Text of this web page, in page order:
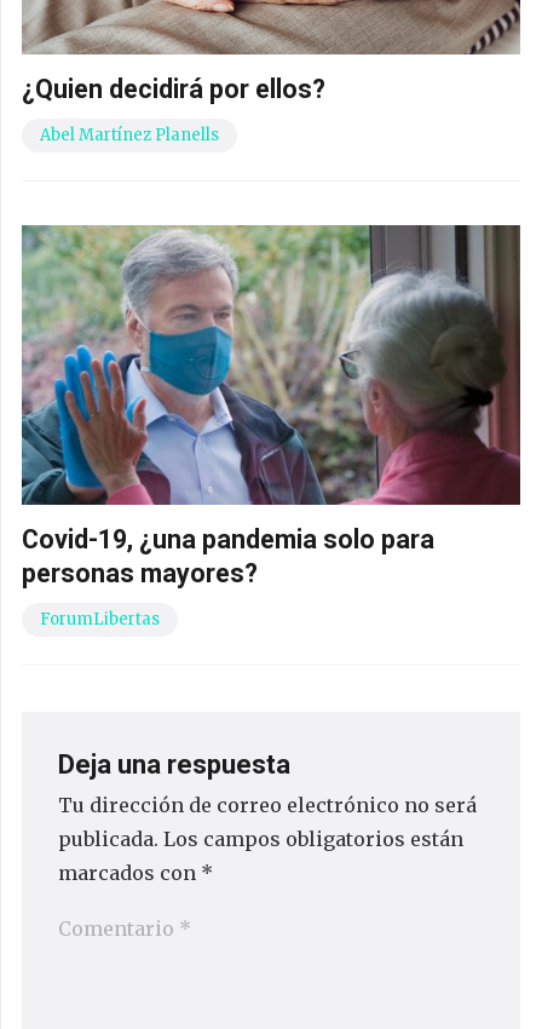
¿Quien decidirá por ellos?
Abel Martínez Planells
Covid-19, ¿una pandemia solo para
personas mayores?
ForumLibertas
Deja una respuesta
Tu dirección de correo electrónico no será
publicada. Los campos obligatorios están
marcados con *